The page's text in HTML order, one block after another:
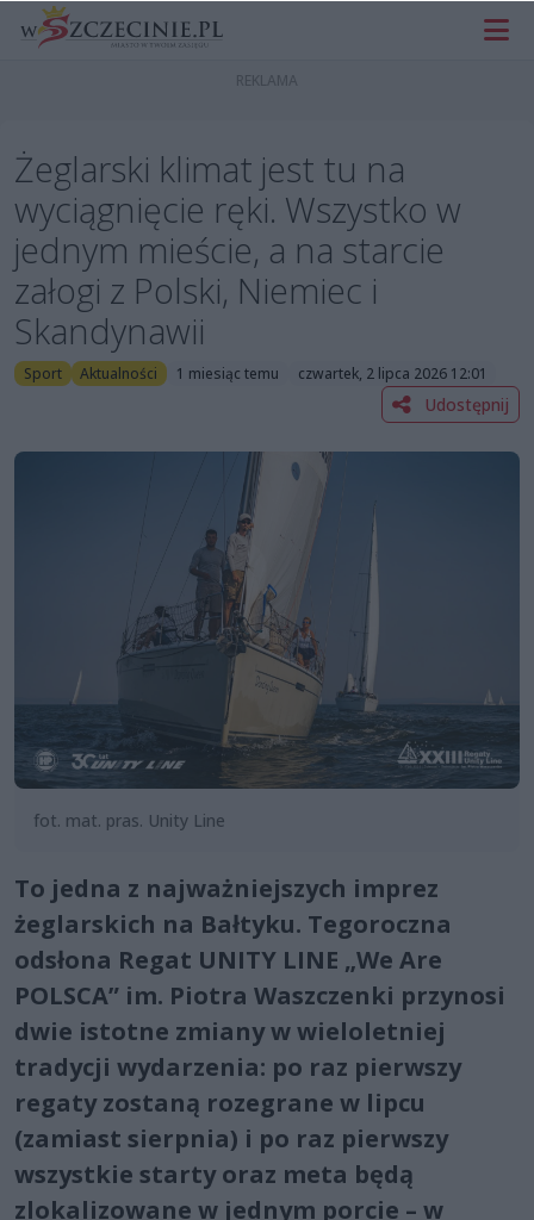
Żeglarski klimat jest tu na
wyciągnięcie ręki. Wszystko w
jednym mieście, a na starcie
załogi z Polski, Niemiec i
Skandynawii
Sport Aktualności 1 miesiąc temu czwartek, 2 lipca 2026 12:01
Udostępnij
fot. mat. pras. Unity Line
To jedna z najważniejszych imprez
żeglarskich na Bałtyku. Tegoroczna
odsłona Regat UNITY LINE „We Are
POLSCA” im. Piotra Waszczenki przynosi
dwie istotne zmiany w wieloletniej
tradycji wydarzenia: po raz pierwszy
regaty zostaną rozegrane w lipcu
(zamiast sierpnia) i po raz pierwszy
wszystkie starty oraz meta będą
zlokalizowane w jednym porcie – w